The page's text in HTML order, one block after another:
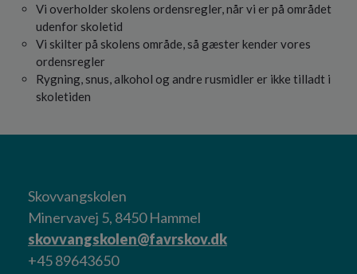
Vi overholder skolens ordensregler, når vi er på området
udenfor skoletid
Vi skilter på skolens område, så gæster kender vores
ordensregler
Rygning, snus, alkohol og andre rusmidler er ikke tilladt i
skoletiden
Skovvangskolen
Minervavej 5, 8450 Hammel
skovvangskolen@favrskov.dk
+45 89643650